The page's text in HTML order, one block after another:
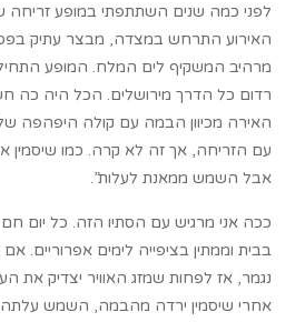
לפני כמה שנים השתתפתי במופע
האירוע התרחש במצדה, מבצר עתיק
רדום כל הדרך מירושלים. הכל היה כה
האירה מכיוון הבמה עם קולה היפהפה של
עם הזריחה, אך זה לא קרה. כמו שיסמין
אבל השמש ממאנת לעלות”.
ככה אני מרגיש עם הסתיו הזה. כל יום חם
בבית וממתין בציפייה לימים אפרוריים.
אחרי שיסמין ירדה מהבמה, השמש